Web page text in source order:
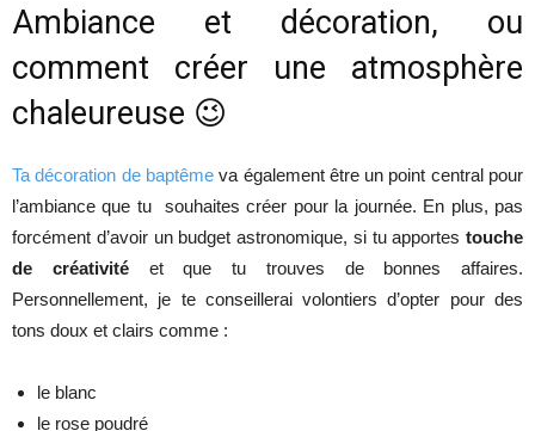
Ambiance et décoration, ou
comment créer une atmosphère
chaleureuse 😉
Ta décoration de baptêmeva également être un point central pour
l’ambiance que tu souhaites créer pour la journée. En plus, pas
forcément d’avoir un budget astronomique, si tu apportes touche
de créativitéet que tu trouves de bonnes affaires.
Personnellement, je te conseillerai volontiers d’opter pour des
tons doux et clairs comme :
le blanc
le rose poudré